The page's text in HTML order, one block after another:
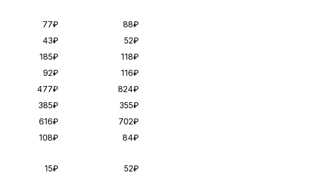
77₽
88₽
43₽
52₽
185₽
118₽
92₽
116₽
477₽
824₽
385₽
355₽
616₽
702₽
108₽
84₽
15₽ 52₽